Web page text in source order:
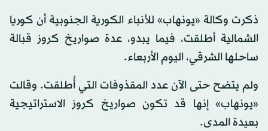
ذكرت وكالة «يونهاب» للأنباء الكورية الجنوبية أن كوريا
الشمالية أطلقت، فيما يبدو، عدة صواريخ كروز قبالة
ساحلها الشرقي، اليوم الأربعاء.
ولم يتضح حتى الآن عدد المقذوفات التي أُطلقت. وقالت
«يونهاب» إنها قد تكون صواريخ كروز الاستراتيجية
بعيدة المدى.